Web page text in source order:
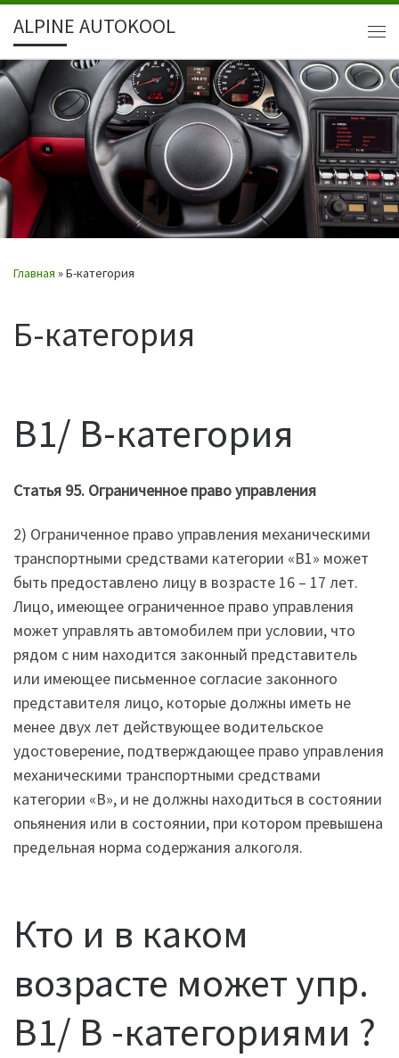
Перейти к содержимому
ALPINE AUTOKOOL
Главная »Б-категория
Б-категория
B1/ B-категория
Статья 95. Ограниченное право управления
2) Ограниченное право управления механическими
транспортными средствами категории «В1» может
быть предоставлено лицу в возрасте 16 – 17 лет.
Лицо, имеющее ограниченное право управления
может управлять автомобилем при условии, что
рядом с ним находится законный представитель
или имеющее письменное согласие законного
представителя лицо, которые должны иметь не
менее двух лет действующее водительское
удостоверение, подтверждающее право управления
механическими транспортными средствами
категории «В», и не должны находиться в состоянии
опьянения или в состоянии, при котором превышена
предельная норма содержания алкоголя.
Кто и в каком
возрасте может упр.
B1/ B -категориями ?